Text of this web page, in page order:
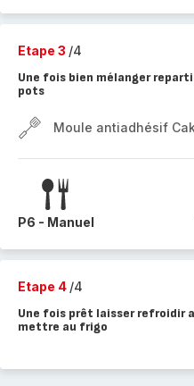
Etape 3 /4
Une fois bien mélanger
pots
Moule antiadhésif
P6 - Manuel
Etape 4 /4
Une fois prêt laisser refroidir
mettre au frigo